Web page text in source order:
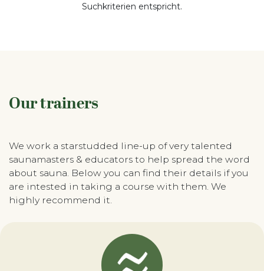
Suchkriterien entspricht.
Our trainers
We work a starstudded line-up of very talented
saunamasters & educators to help spread the word
about sauna. Below you can find their details if you
are intested in taking a course with them. We
highly recommend it.